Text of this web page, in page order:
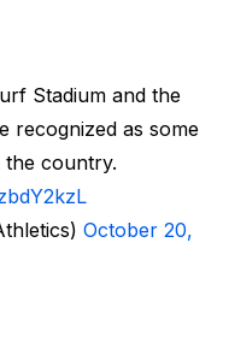
Stadium and the
recognized as some
the country.
October 20,